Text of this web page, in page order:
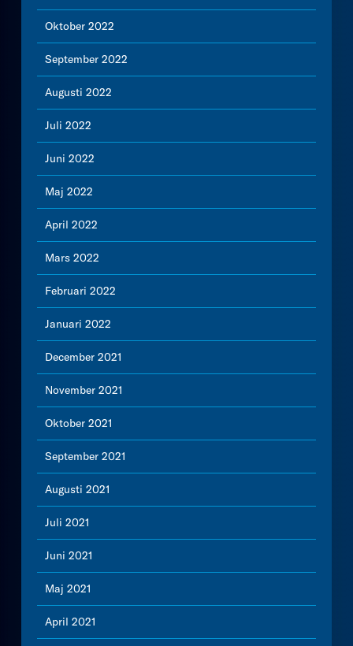
Oktober 2022
September 2022
Augusti 2022
Juli 2022
Juni 2022
Maj 2022
April 2022
Mars 2022
Februari 2022
Januari 2022
December 2021
November 2021
Oktober 2021
September 2021
Augusti 2021
Juli 2021
Juni 2021
Maj 2021
April 2021